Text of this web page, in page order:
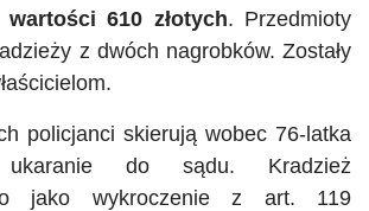
610 złotych. Przedmioty
z dwóch nagrobków. Zostały
policjanci skierują wobec 76-latka
do sądu. Kradzież
jako wykroczenie z art. 119